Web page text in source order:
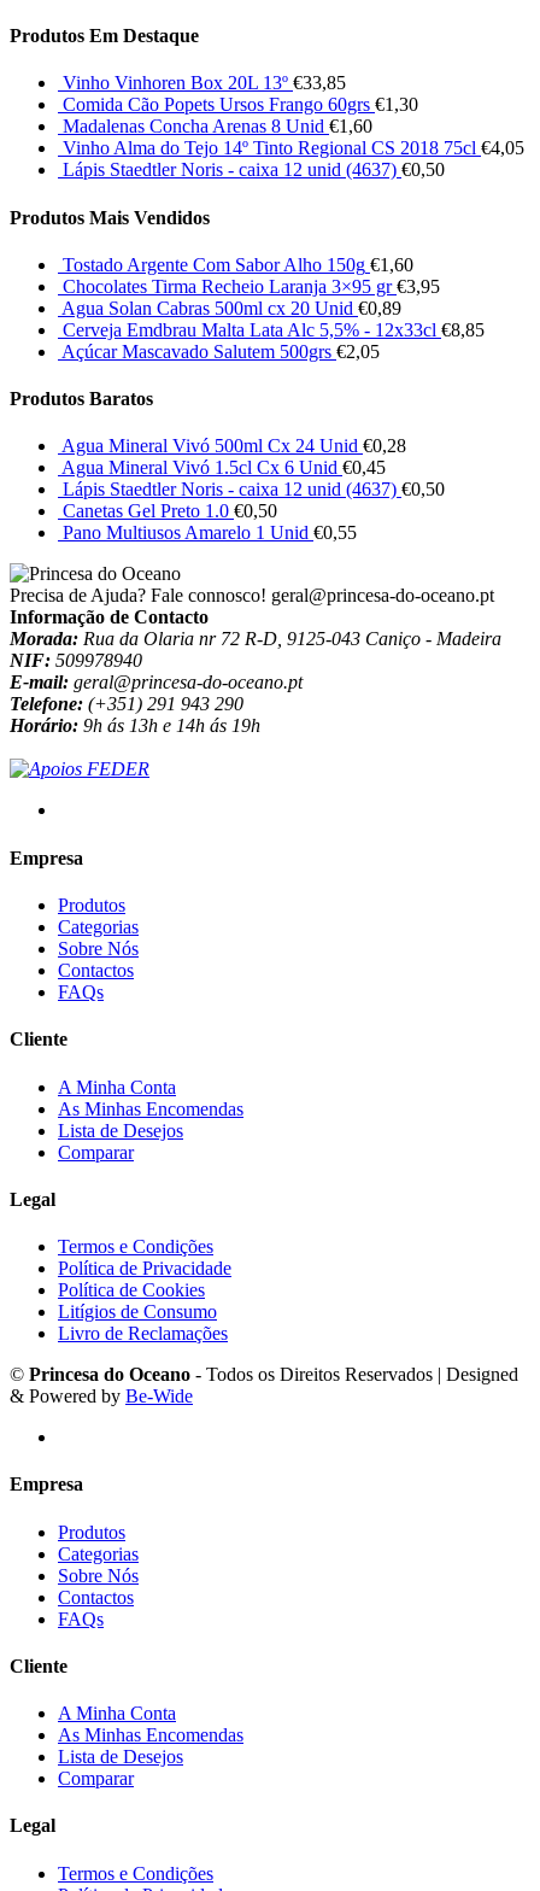
Produtos Em Destaque
Vinho Vinhoren Box 20L 13º €33,85
Comida Cão Popets Ursos Frango 60grs €1,30
Madalenas Concha Arenas 8 Unid €1,60
Vinho Alma do Tejo 14º Tinto Regional CS 2018 75cl €4,05
Lápis Staedtler Noris - caixa 12 unid (4637) €0,50
Produtos Mais Vendidos
Tostado Argente Com Sabor Alho 150g €1,60
Chocolates Tirma Recheio Laranja 3×95 gr €3,95
Agua Solan Cabras 500ml cx 20 Unid €0,89
Cerveja Emdbrau Malta Lata Alc 5,5% - 12x33cl €8,85
Açúcar Mascavado Salutem 500grs €2,05
Produtos Baratos
Agua Mineral Vivó 500ml Cx 24 Unid €0,28
Agua Mineral Vivó 1.5cl Cx 6 Unid €0,45
Lápis Staedtler Noris - caixa 12 unid (4637) €0,50
Canetas Gel Preto 1.0 €0,50
Pano Multiusos Amarelo 1 Unid €0,55
Precisa de Ajuda? Fale connosco! geral@princesa-do-oceano.pt
Informação de Contacto
Morada: Rua da Olaria nr 72 R-D, 9125-043 Caniço - Madeira
NIF: 509978940
E-mail: geral@princesa-do-oceano.pt
Telefone: (+351) 291 943 290
Horário: 9h ás 13h e 14h ás 19h
Empresa
Produtos
Categorias
Sobre Nós
Contactos
FAQs
Cliente
A Minha Conta
As Minhas Encomendas
Lista de Desejos
Comparar
Legal
Termos e Condições
Política de Privacidade
Política de Cookies
Litígios de Consumo
Livro de Reclamações
© Princesa do Oceano - Todos os Direitos Reservados | Designed
& Powered by Be-Wide
Empresa
Produtos
Categorias
Sobre Nós
Contactos
FAQs
Cliente
A Minha Conta
As Minhas Encomendas
Lista de Desejos
Comparar
Legal
Termos e Condições